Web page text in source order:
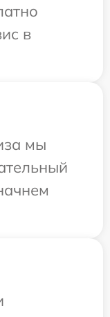
в
мы